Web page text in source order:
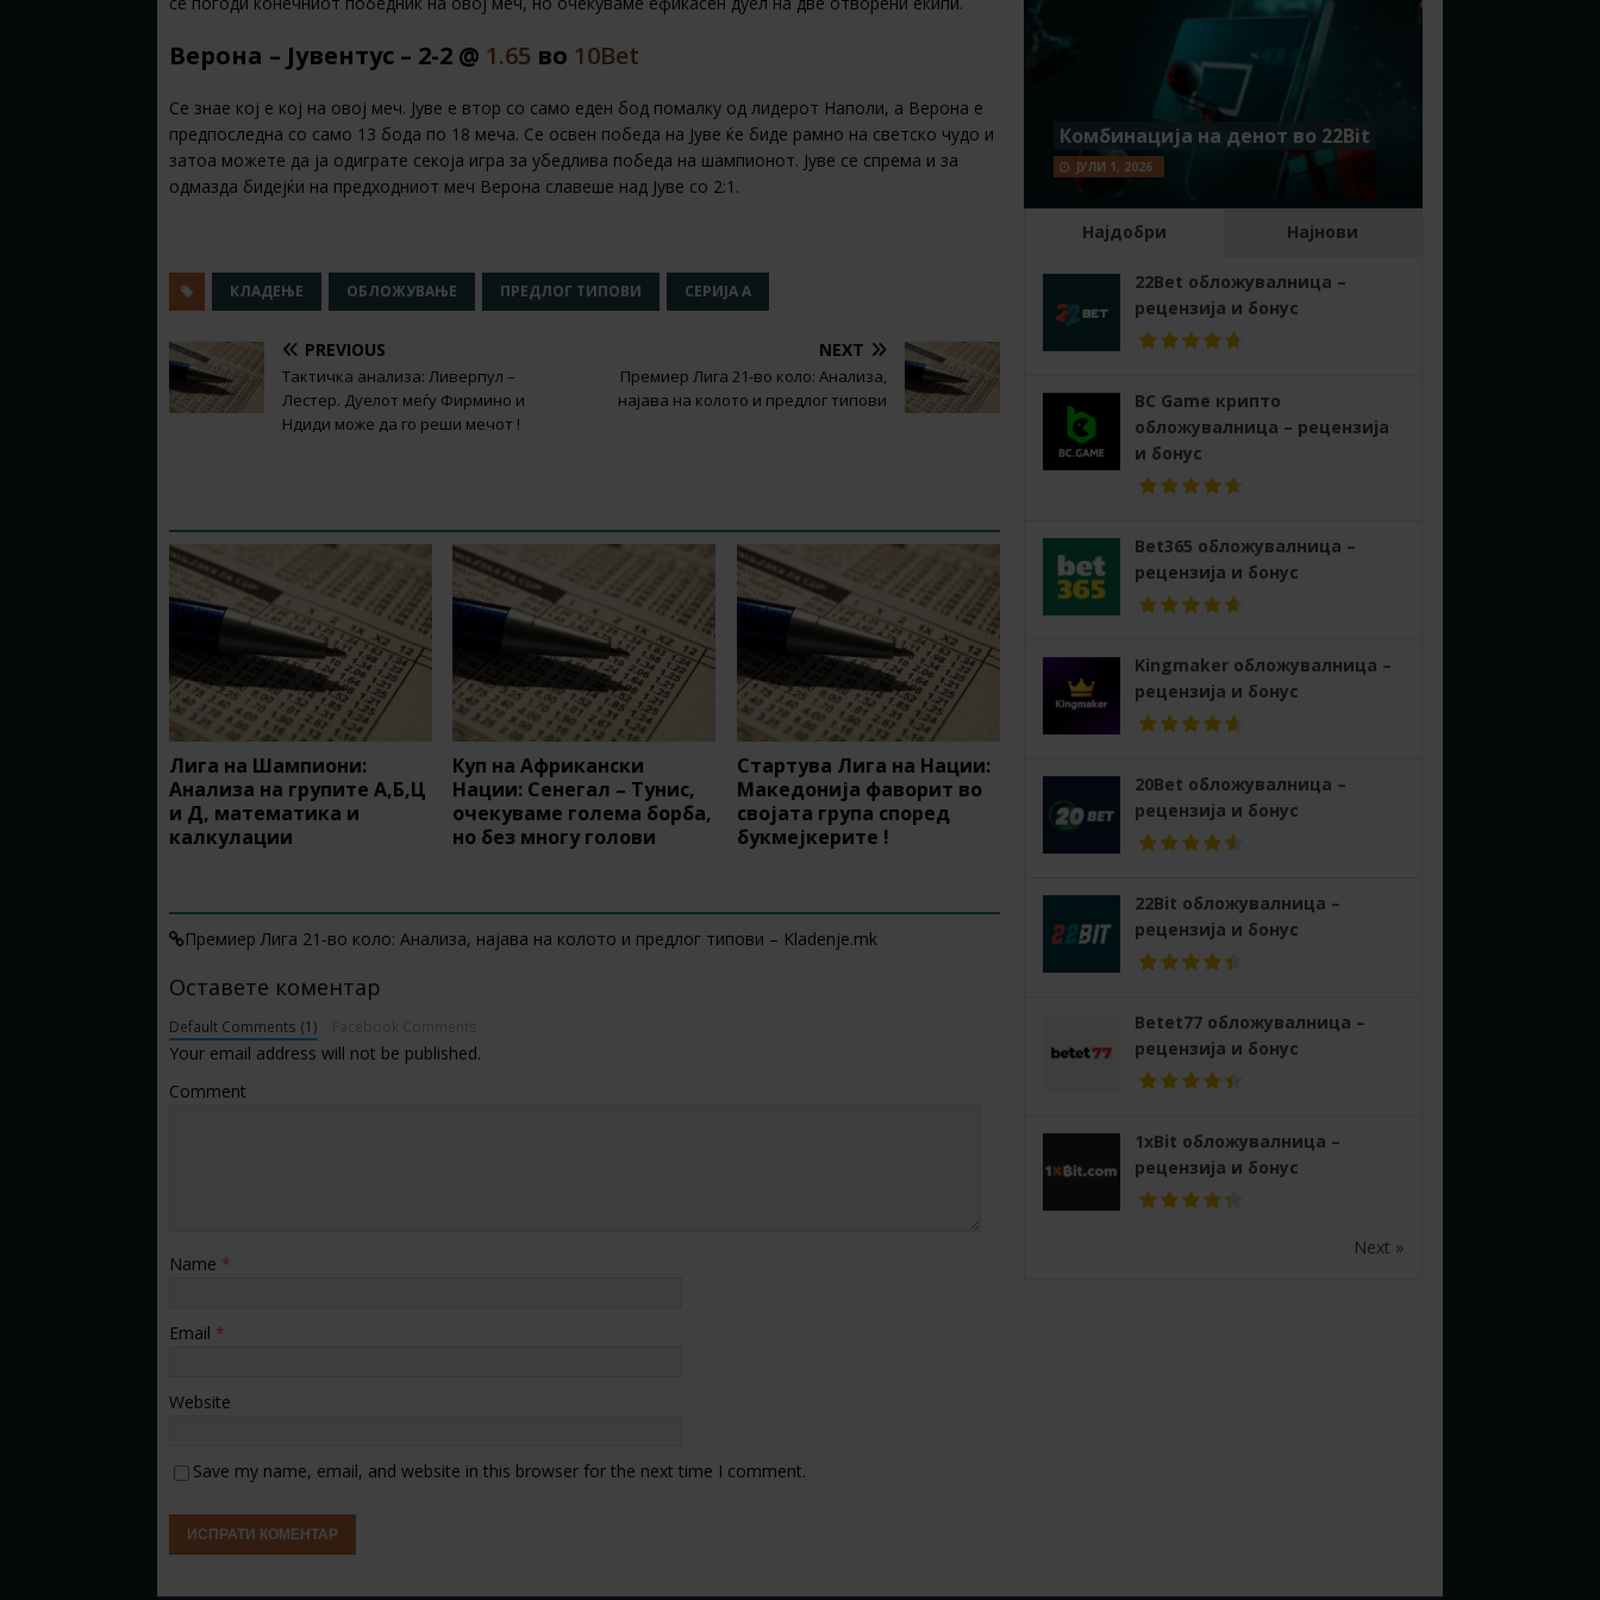
Верона – Јувентус – 2-2 @ 1.65 во 10Bet
Се знае кој е кој на овој меч. Јуве е втор со само еден бод помалку од лидерот Наполи, а Верона е
предпоследна со само 13 бода по 18 меча. Се освен победа на Јуве ќе биде рамно на светско чудо и
затоа можете да ја одиграте секоја игра за убедлива победа на шампионот. Јуве се спрема и за
одмазда бидејќи на предходниот меч Верона славеше над Јуве со 2:1.
КЛАДЕЊЕ ОБЛОЖУВАЊЕ ПРЕДЛОГ ТИПОВИ СЕРИЈА А
PREVIOUS
Тактичка анализа: Ливерпул –
Лестер. Дуелот меѓу Фирмино и
Ндиди може да го реши мечот !
NEXT
Премиер Лига 21-во коло: Анализа,
најава на колото и предлог типови
Лига на Шампиони:
Анализа на групите А,Б,Ц
и Д, математика и
калкулации
Куп на Африкански
Нации: Сенегал – Тунис,
очекуваме голема борба,
но без многу голови
Стартува Лига на Нации:
Македонија фаворит во
својата група според
букмејкерите !
Премиер Лига 21-во коло: Анализа, најава на колото и предлог типови – Kladenje.mk
Оставете коментар
Default Comments (1)
Your email address will not be published.
Comment
Name *
Email *
Website
Save my name, email, and website in this browser for the next time I comment.
Комбинација на денот во 22Bit
ЈУЛИ 1, 2026
Најдобри Најнови
22Bet обложувалница –
рецензија и бонус
BC Game крипто
обложувалница – рецензија
и бонус
Bet365 обложувалница –
рецензија и бонус
Kingmaker обложувалница –
рецензија и бонус
20Bet обложувалница –
рецензија и бонус
22Bit обложувалница –
рецензија и бонус
Betet77 обложувалница –
рецензија и бонус
1xBit обложувалница –
рецензија и бонус
Next »